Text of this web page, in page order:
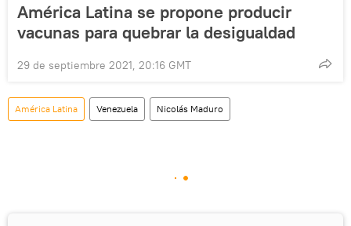
América Latina se propone producir
vacunas para quebrar la desigualdad
29 de septiembre 2021, 20:16 GMT
América Latina Venezuela Nicolás Maduro